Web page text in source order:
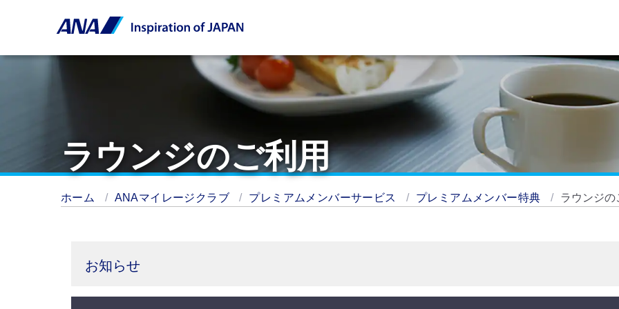
ラウンジのご利用
ホーム ANAマイレージクラブ プレミアムメンバーサービス プレミアムメンバー特典 ラウンジの
お知らせ